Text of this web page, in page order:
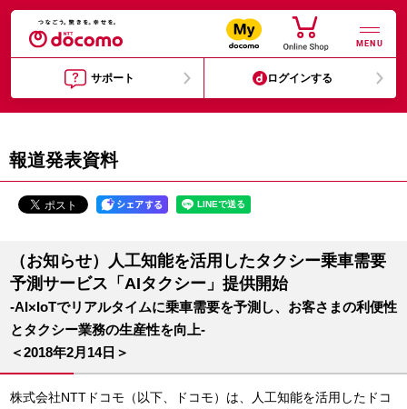
MENU
サポート ログインする
報道発表資料
（お知らせ）人工知能を活用したタクシー乗車需要
予測サービス「AIタクシー」提供開始
-AI×IoTでリアルタイムに乗車需要を予測し、お客さまの利便性
とタクシー業務の生産性を向上-
＜2018年2月14日＞
株式会社NTTドコモ（以下、ドコモ）は、人工知能を活用したドコ